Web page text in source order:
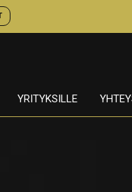
YRITYKSILLE